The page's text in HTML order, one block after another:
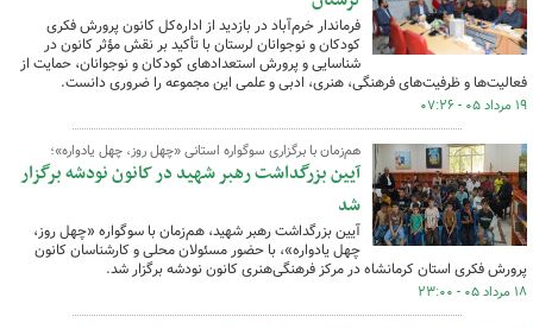
فرماندار خرم‌آباد در بازدید از اداره‌کل کانون پرورش فکری
کودکان و نوجوانان لرستان با تأکید بر نقش مؤثر کانون در
شناسایی و پرورش استعدادهای کودکان و نوجوانان، حمایت از
فعالیت‌ها و ظرفیت‌های فرهنگی، هنری، ادبی و علمی این مجموعه را ضروری دانست.
۱۹ مرداد ۰۵ - ۰۷:۲۶
هم‌زمان با برگزاری سوگواره استانی «چهل روز، چهل یادواره»؛
آیین بزرگداشت رهبر شهید در کانون نودشه برگزار
شد
آیین بزرگداشت رهبر شهید، هم‌زمان با سوگواره «چهل روز،
چهل یادواره»، با حضور مسئولان محلی و کارشناسان کانون
پرورش فکری استان کرمانشاه در مرکز فرهنگی‌هنری کانون نودشه برگزار شد.
۱۸ مرداد ۰۵ - ۲۳:۰۰